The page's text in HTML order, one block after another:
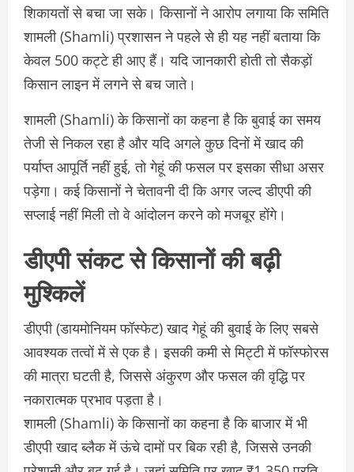
शिकायतों से बचा जा सके। किसानों ने आरोप लगाया कि समिति
शामली (Shamli) प्रशासन ने पहले से ही यह नहीं बताया कि
केवल 500 कट्टे ही आए हैं। यदि जानकारी होती तो सैकड़ों
किसान लाइन में लगने से बच जाते।
शामली (Shamli) के किसानों का कहना है कि बुवाई का समय
तेजी से निकल रहा है और यदि अगले कुछ दिनों में खाद की
पर्याप्त आपूर्ति नहीं हुई, तो गेहूं की फसल पर इसका सीधा असर
पड़ेगा। कई किसानों ने चेतावनी दी कि अगर जल्द डीएपी की
सप्लाई नहीं मिली तो वे आंदोलन करने को मजबूर होंगे।
डीएपी संकट से किसानों की बढ़ी
मुश्किलें
डीएपी (डायमोनियम फॉस्फेट) खाद गेहूं की बुवाई के लिए सबसे
आवश्यक तत्वों में से एक है। इसकी कमी से मिट्टी में फॉस्फोरस
की मात्रा घटती है, जिससे अंकुरण और फसल की वृद्धि पर
नकारात्मक प्रभाव पड़ता है।
शामली (Shamli) के किसानों का कहना है कि बाजार में भी
डीएपी खाद ब्लैक में ऊंचे दामों पर बिक रही है, जिससे उनकी